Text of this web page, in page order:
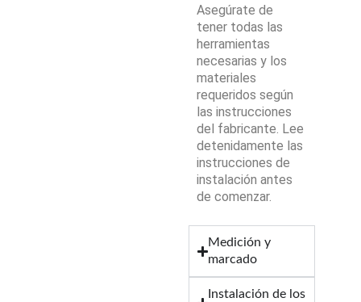
Asegúrate de
tener todas las
herramientas
necesarias y los
materiales
requeridos según
las instrucciones
del fabricante. Lee
detenidamente las
instrucciones de
instalación antes
de comenzar.
Medición y
marcado
Instalación de los